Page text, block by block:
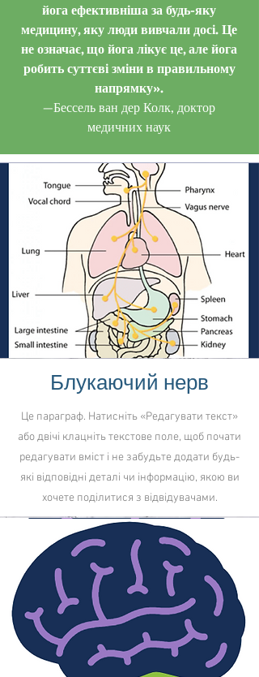
йога ефективніша за будь-яку
медицину, яку люди вивчали досі. Це
не означає, що йога лікує це, але йога
робить суттєві зміни в правильному
напрямку».
—Бессель ван дер Колк, доктор
медичних наук
Блукаючий нерв
Це параграф. Натисніть «Редагувати текст»
або двічі клацніть текстове поле, щоб почати
редагувати вміст і не забудьте додати будь-
які відповідні деталі чи інформацію, якою ви
хочете поділитися з відвідувачами.